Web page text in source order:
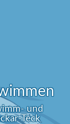
und
Teck